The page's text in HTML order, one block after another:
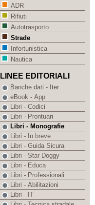
ADR
Rifiuti
Autotrasporto
Strade
Infortunistica
Nautica
LINEE EDITORIALI
Banche dati - Iter
eBook - App
Libri - Codici
Libri - Prontuari
Libri - Monografie
Libri - In breve
Libri - Guida Sicura
Libri - Star Doggy
Libri - Educa
Libri - Professionali
Libri - Abilitazioni
Libri - IT